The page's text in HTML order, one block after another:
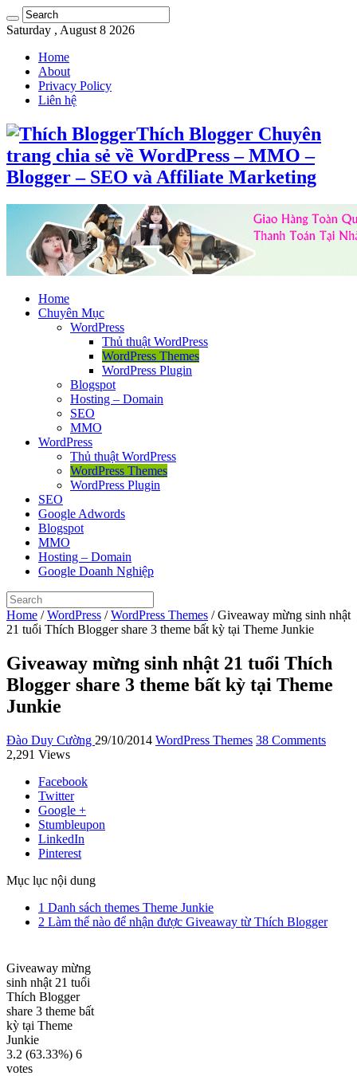
Saturday , August 8 2026
Home
About
Privacy Policy
Liên hệ
Thích Blogger Chuyên
trang chia sẻ về WordPress – MMO –
Blogger – SEO và Affiliate Marketing
Home
Chuyên Mục
WordPress
Thủ thuật WordPress
WordPress Themes
WordPress Plugin
Blogspot
Hosting – Domain
SEO
MMO
WordPress
Thủ thuật WordPress
WordPress Themes
WordPress Plugin
SEO
Google Adwords
Blogspot
MMO
Hosting – Domain
Google Doanh Nghiệp
Home / WordPress / WordPress Themes / Giveaway mừng sinh nhật
21 tuổi Thích Blogger share 3 theme bất kỳ tại Theme Junkie
Giveaway mừng sinh nhật 21 tuổi Thích
Blogger share 3 theme bất kỳ tại Theme
Junkie
Đào Duy Cường 29/10/2014 WordPress Themes 38 Comments
2,291 Views
Facebook
Twitter
Google +
Stumbleupon
LinkedIn
Pinterest
Mục lục nội dung
1 Danh sách themes Theme Junkie
2 Làm thế nào để nhận được Giveaway từ Thích Blogger
Giveaway mừng
sinh nhật 21 tuổi
Thích Blogger
share 3 theme bất
kỳ tại Theme
Junkie
3.2 (63.33%) 6
votes